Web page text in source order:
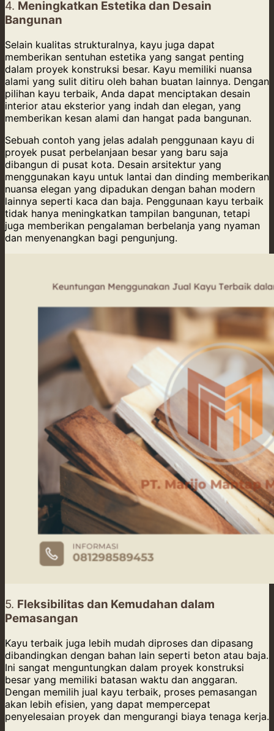
4. Meningkatkan Estetika dan Desain
Bangunan
Selain kualitas strukturalnya, kayu juga dapat
memberikan sentuhan estetika yang sangat penting
dalam proyek konstruksi besar. Kayu memiliki nuansa
alami yang sulit ditiru oleh bahan buatan lainnya. Dengan
pilihan kayu terbaik, Anda dapat menciptakan desain
interior atau eksterior yang indah dan elegan, yang
memberikan kesan alami dan hangat pada bangunan.
Sebuah contoh yang jelas adalah penggunaan kayu di
proyek pusat perbelanjaan besar yang baru saja
dibangun di pusat kota. Desain arsitektur yang
menggunakan kayu untuk lantai dan dinding memberikan
nuansa elegan yang dipadukan dengan bahan modern
lainnya seperti kaca dan baja. Penggunaan kayu terbaik
tidak hanya meningkatkan tampilan bangunan, tetapi
juga memberikan pengalaman berbelanja yang nyaman
dan menyenangkan bagi pengunjung.
5. Fleksibilitas dan Kemudahan dalam
Pemasangan
Kayu terbaik juga lebih mudah diproses dan dipasang
dibandingkan dengan bahan lain seperti beton atau baja.
Ini sangat menguntungkan dalam proyek konstruksi
besar yang memiliki batasan waktu dan anggaran.
Dengan memilih jual kayu terbaik, proses pemasangan
akan lebih efisien, yang dapat mempercepat
penyelesaian proyek dan mengurangi biaya tenaga kerja.